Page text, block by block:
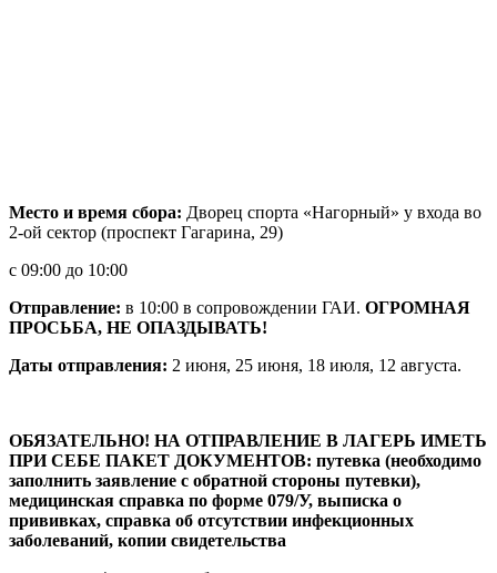
Место и время сбора: Дворец спорта «Нагорный» у входа во
2-ой сектор (проспект Гагарина, 29)
с 09:00 до 10:00
Отправление: в 10:00 в сопровождении ГАИ. ОГРОМНАЯ
ПРОСЬБА, НЕ ОПАЗДЫВАТЬ!
Даты отправления: 2 июня, 25 июня, 18 июля, 12 августа.
ОБЯЗАТЕЛЬНО! НА ОТПРАВЛЕНИЕ В ЛАГЕРЬ ИМЕТЬ
ПРИ СЕБЕ ПАКЕТ ДОКУМЕНТОВ: путевка (необходимо
заполнить заявление с обратной стороны путевки),
медицинская справка по форме 079/У, выписка о
прививках, справка об отсутствии инфекционных
заболеваний, копии свидетельства